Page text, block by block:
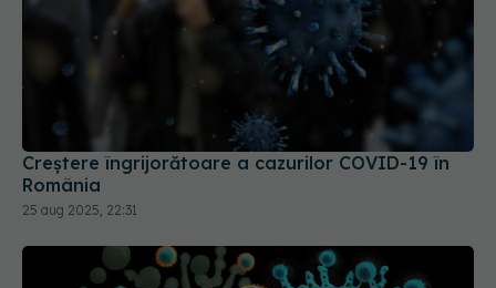
Creștere îngrijorătoare a cazurilor COVID-19 în
România
25 aug 2025, 22:31